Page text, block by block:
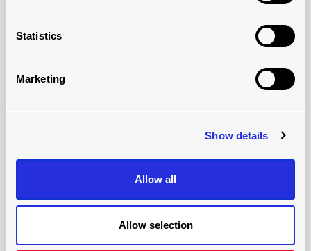
Statistics
Marketing
Show details
Allow all
Allow selection
今すぐダウンロード
自動ローディング
ソリューショ
倉庫、工場、またはビジネスに適しているかどうか
ムービングフロア 、スリップチェーン